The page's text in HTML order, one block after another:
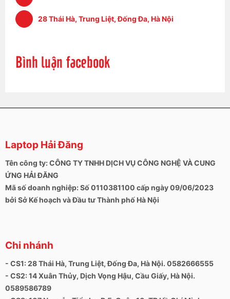
chip đến từ Intel, nhưng với mẫu máy này chip được
các tác vụ văn phòng cơ bản cũng như thiết kế và
chơi game đơn giản.
Máy có cấu hình Ram 8GB, ổ cứng SSD 256GB cho
lắng bị giật lag, một không gian lưu trữ dữ liệu rộng
lớn và khởi động máy tính chỉ trong giây lát. Nếu có
Tổng kết về Laptop Dell Inspiron 3515
Hãng Dell đã cho ra mắt rất nhiều mẫu máy tính xách
tay nhắm đến đối tượng học sinh, sinh viên và dân
văn phòng và Laptop Dell Inspiron 3515 là một lựa
28 Thái Hà, Trung Liệt, Đống Đa, Hà Nội
Bình luận facebook
Laptop Hải Đăng
Tên công ty: CÔNG TY TNHH DỊCH VỤ CÔNG NGHỆ VÀ CUNG
ỨNG HẢI ĐĂNG
Mã số doanh nghiệp: Số 0110381100 cấp ngày 09/06/2023
bởi Sở Kế hoạch và Đầu tư Thành phố Hà Nội
Chi nhánh
- CS1: 28 Thái Hà, Trung Liệt, Đống Đa, Hà Nội. 0582666555
- CS2: 14 Xuân Thủy, Dịch Vọng Hậu, Cầu Giấy, Hà Nội.
0589586789